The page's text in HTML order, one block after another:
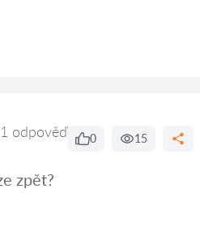
1 odpověď 0 15
zpět?